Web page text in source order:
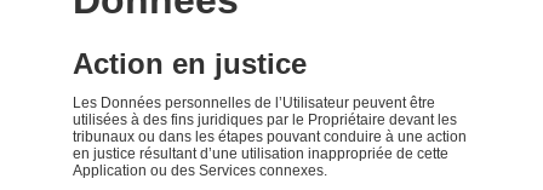
Action en justice
Les Données personnelles de l’Utilisateur peuvent être
utilisées à des fins juridiques par le Propriétaire devant les
tribunaux ou dans les étapes pouvant conduire à une action
en justice résultant d’une utilisation inappropriée de cette
Application ou des Services connexes.